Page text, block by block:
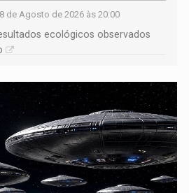
de Agosto de 2026 às 20:00
ecológicos observados